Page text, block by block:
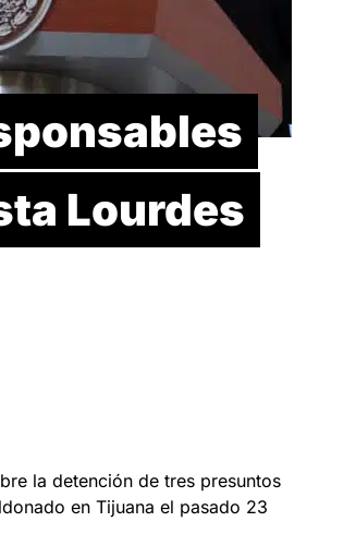
Lourdes
la detención de tres presuntos
en Tijuana el pasado 23